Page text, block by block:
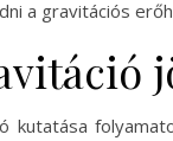
a gravitációs
kutatása